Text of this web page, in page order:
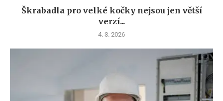
Škrabadla pro velké kočky nejsou jen větší
verzí...
4. 3. 2026